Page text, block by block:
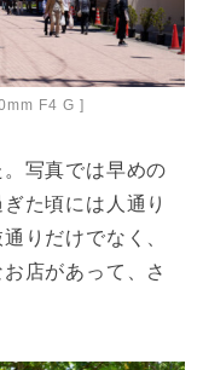
F4 G ]
写真では早めの
た頃には人通り
りだけでなく、
店があって、さ